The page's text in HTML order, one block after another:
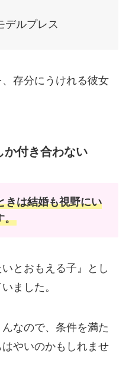
プレス
存分にうけれる彼女
か付き合わない
きは結婚も視野にい
。
とおもえる子』とし
ました。
なので、条件を満た
やいのかもしれませ